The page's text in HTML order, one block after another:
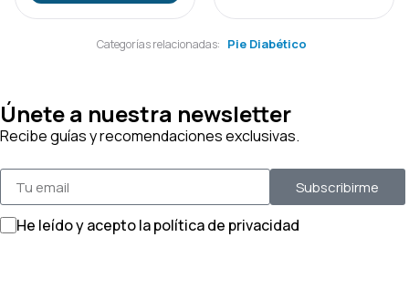
Categorías relacionadas: Pie Diabético
Únete a nuestra newsletter
Recibe guías y recomendaciones exclusivas.
He leído y acepto la política de privacidad
Subscribirme